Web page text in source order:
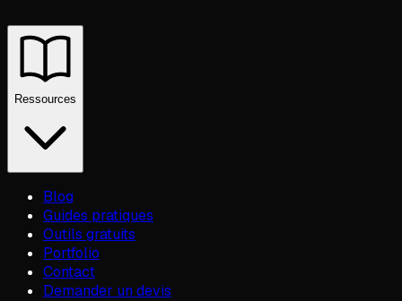
Ressources
Blog
Guides pratiques
Outils gratuits
Portfolio
Contact
Demander un devis